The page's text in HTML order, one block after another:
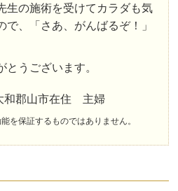
生の施術を受けてカラダも気
、「さあ、がんばるぞ！」
とうございます。
郡山市在住 主婦
を保証するものではありません。